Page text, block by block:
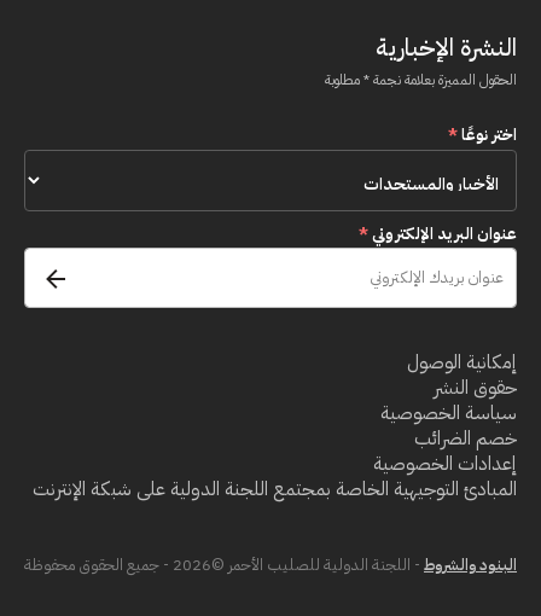
النشرة الإخبارية
الحقول المميزة بعلامة نجمة * مطلوبة
اختر نوعًا*
عنوان البريد الإلكتروني*
إمكانية الوصول
حقوق النشر
سياسة الخصوصية
خصم الضرائب
إعدادات الخصوصية
المبادئ التوجيهية الخاصة بمجتمع اللجنة الدولية على شبكة الإنترنت
البنود والشروط - اللجنة الدولية للصليب الأحمر ©2026 - جميع الحقوق محفوظة